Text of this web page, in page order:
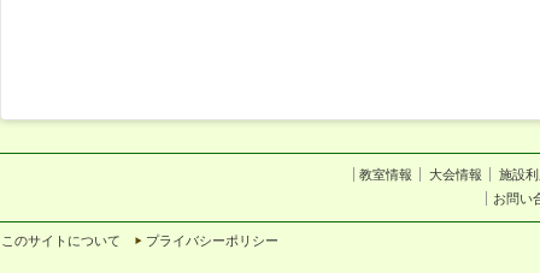
教室情報 大会情報
施設
お問い
このサイトについて プライバシーポリシー